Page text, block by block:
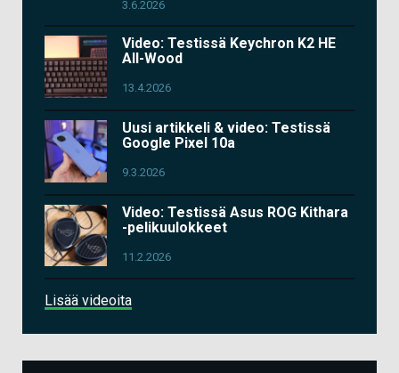
3.6.2026
Video: Testissä Keychron K2 HE
All-Wood
13.4.2026
Uusi artikkeli & video: Testissä
Google Pixel 10a
9.3.2026
Video: Testissä Asus ROG Kithara
-pelikuulokkeet
11.2.2026
Lisää videoita